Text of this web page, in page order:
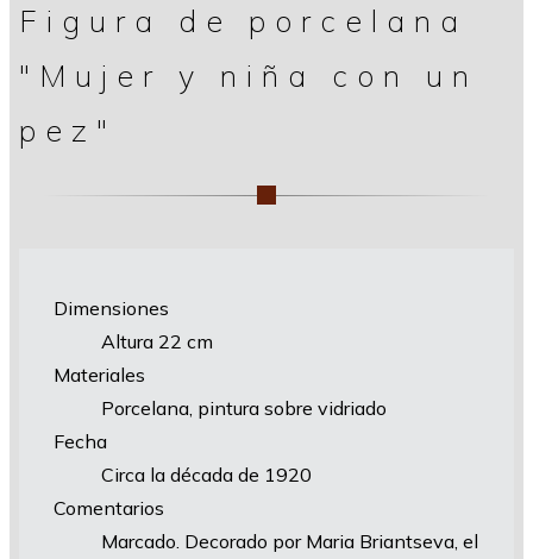
Figura de porcelana
"Mujer y niña con un
pez"
Dimensiones
Altura 22 cm
Materiales
Porcelana, pintura sobre vidriado
Fecha
Circa la década de 1920
Comentarios
Marcado. Decorado por Maria Briantseva, el